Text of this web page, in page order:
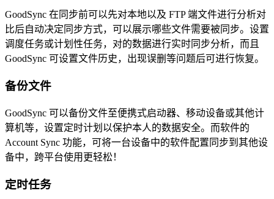
GoodSync 在同步前可以先对本地以及 FTP 端文件进行分析对
比后自动决定同步方式，可以展示哪些文件需要被同步。设置
调度任务或计划性任务，对的数据进行实时同步分析，而且
GoodSync 可设置文件历史，出现误删等问题后可进行恢复。
备份文件
GoodSync 可以备份文件至便携式启动器、移动设备或其他计
算机等，设置定时计划以保护本人的数据安全。而软件的
Account Sync 功能，可将一台设备中的软件配置同步到其他设
备中，跨平台使用更轻松！
定时任务